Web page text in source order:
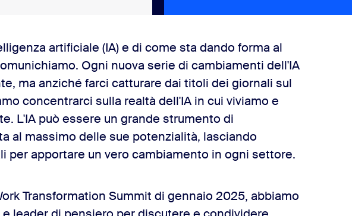
artificiale (IA) e di come sta dando forma al
Ogni nuova serie di cambiamenti dell'IA
ma anziché farci catturare dai titoli dei giornali sul
concentrarci sulla realtà dell'IA in cui viviamo e
L'IA può essere un grande strumento di
al massimo delle sue potenzialità, lasciando
per apportare un vero cambiamento in ogni settore.
Transformation Summit di gennaio 2025, abbiamo